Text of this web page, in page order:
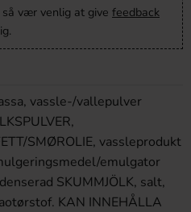
vær venlig at give feedback
vassle-/vallepulver
SMØROLIE, vassleprodukt
emulgator
SKUMMJÖLK, salt,
KAN INNEHÅLLA